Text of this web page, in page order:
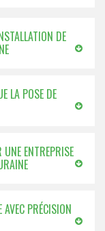
DE
LA POSE DE
ENTREPRISE
AVEC PRÉCISION